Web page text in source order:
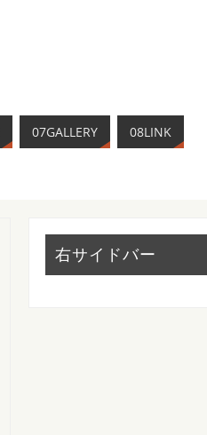
07GALLERY 08LINK
右サイドバー